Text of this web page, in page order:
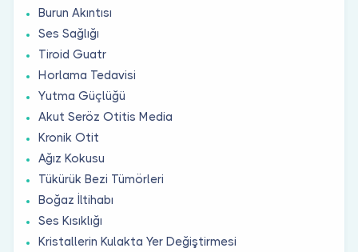
Burun Akıntısı
Ses Sağlığı
Tiroid Guatr
Horlama Tedavisi
Yutma Güçlüğü
Akut Seröz Otitis Media
Kronik Otit
Ağız Kokusu
Tükürük Bezi Tümörleri
Boğaz İltihabı
Ses Kısıklığı
Kristallerin Kulakta Yer Değiştirmesi